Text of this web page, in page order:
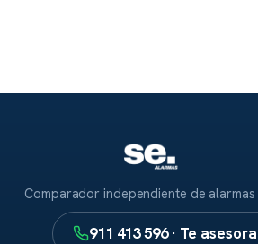
Comparador independiente de
911 413 596 · Te